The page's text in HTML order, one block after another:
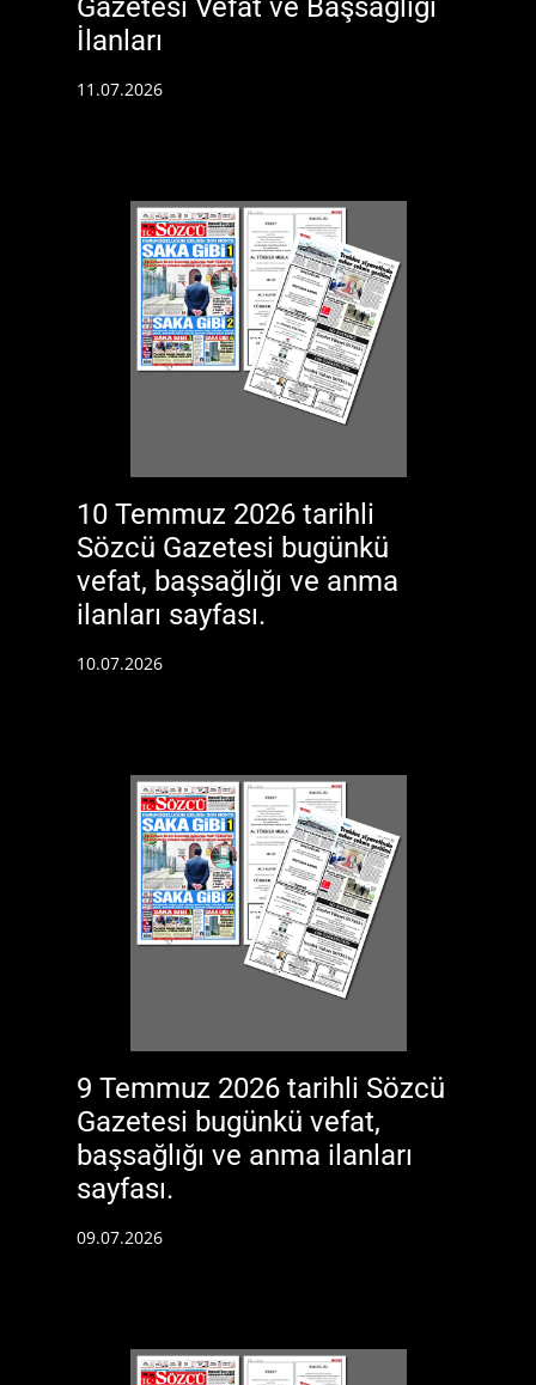
Gazetesi Vefat ve Başsağlığı
İlanları
11.07.2026
10 Temmuz 2026 tarihli
Sözcü Gazetesi bugünkü
vefat, başsağlığı ve anma
ilanları sayfası.
10.07.2026
9 Temmuz 2026 tarihli Sözcü
Gazetesi bugünkü vefat,
başsağlığı ve anma ilanları
sayfası.
09.07.2026